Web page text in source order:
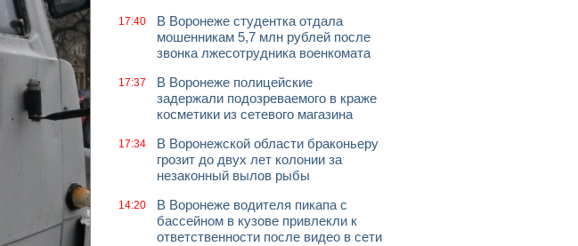
17:40
В Воронеже студентка отдала
мошенникам 5,7 млн рублей после
звонка лжесотрудника военкомата
17:37
В Воронеже полицейские
задержали подозреваемого в краже
косметики из сетевого магазина
17:34
В Воронежской области браконьеру
грозит до двух лет колонии за
незаконный вылов рыбы
14:20
В Воронеже водителя пикапа с
бассейном в кузове привлекли к
ответственности после видео в сети